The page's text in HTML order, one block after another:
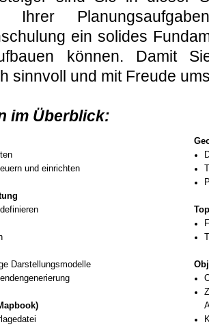
Ihrer
ein solides
können. Damit
sinnvoll und mit Freude
im Überblick:
und einrichten
Darstellungsmodelle